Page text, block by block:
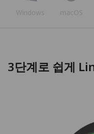
Windows macOS
3단계로 쉽게